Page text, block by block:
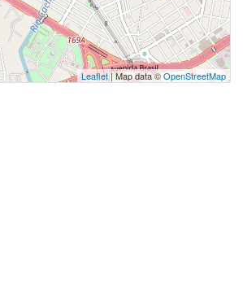
Leaflet| Map data ©OpenStreetMap